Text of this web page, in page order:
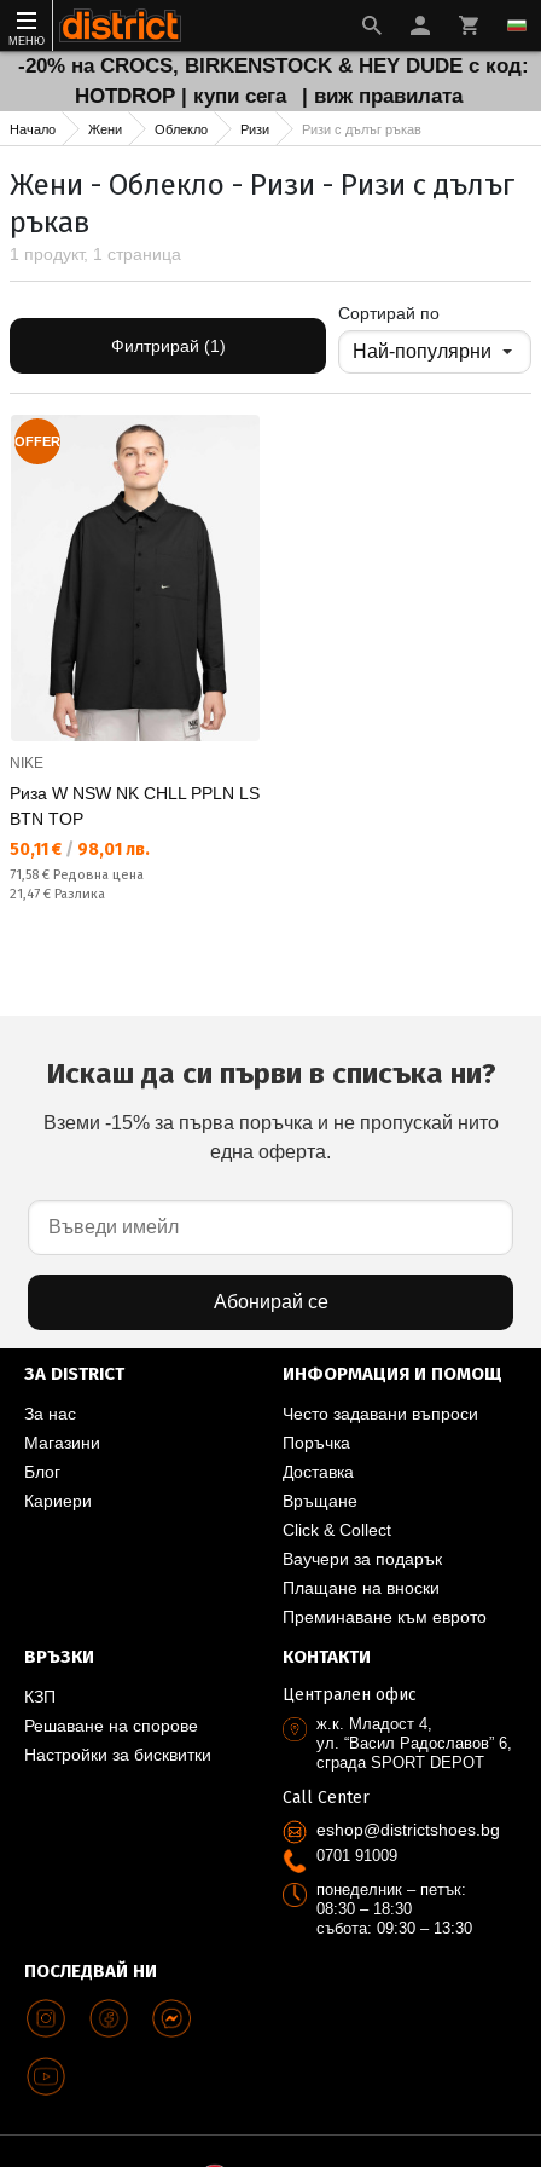
МЕНЮ
-20% на CROCS, BIRKENSTOCK & HEY DUDE с код:
HOTDROP | купи сега
| виж правилата
Начало Жени Облекло Ризи Ризи с дълъг ръкав
Жени - Облекло - Ризи - Ризи с дълъг
ръкав
1 продукт, 1 страница
Филтрирай (1)
Сортирай по
OFFER
NIKE
Риза W NSW NK CHLL PPLN LS
BTN TOP
Текуща цена:
50,11 € / 98,01 лв.
Редовна цена:
71,58 € Редовна цена
Спестявате:
21,47 € Разлика
Искаш да си първи в списъка ни?
Вземи -15% за първа поръчка и не пропускай нито
една оферта.
Абонирай се
ЗА DISTRICT
За нас
Магазини
Блог
Кариери
ИНФОРМАЦИЯ И ПОМОЩ
Често задавани въпроси
Поръчка
Доставка
Връщане
Click & Collect
Ваучери за подарък
Плащане на вноски
Преминаване към еврото
ВРЪЗКИ
КЗП
Решаване на спорове
Настройки за бисквитки
ПОСЛЕДВАЙ НИ
КОНТАКТИ
Централен офис
ж.к. Младост 4,
ул. “Васил Радославов” 6,
сграда SPORT DEPOT
Call Center
eshop@districtshoes.bg
0701 91009
понеделник – петък:
08:30 – 18:30
събота: 09:30 – 13:30